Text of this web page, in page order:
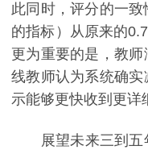
此同时，评分的一
的指标）从原来的
更为重要的是，教
线教师认为系统确
示能够更快收到更详
展望未来三到五